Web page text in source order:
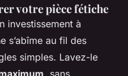
votre pièce fétiche
investissement à
s’abîme au fil des
simples. Lavez-le
, sans